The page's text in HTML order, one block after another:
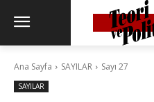
Ana Sayfa SAYILAR Sayı 27
SAYILAR